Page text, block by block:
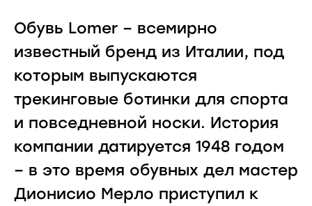
Обувь Lomer – всемирно
известный бренд из Италии, под
которым выпускаются
трекинговые ботинки для спорта
и повседневной носки. История
компании датируется 1948 годом
– в это время обувных дел мастер
Дионисио Мерло приступил к